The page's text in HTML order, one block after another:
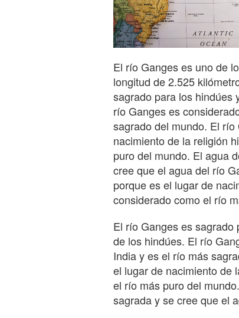
El río Ganges es uno de
longitud de 2.525
sagrado para los hindúes
río Ganges es
sagrado del mundo. El
nacimiento de la religión
puro del mundo. El agua
cree que el agua del río
porque es el lugar de
considerado como el río
El río Ganges es
de los hindúes. El río
India y es el río más
el lugar de nacimiento de
el río más puro del
sagrada y se cree que el